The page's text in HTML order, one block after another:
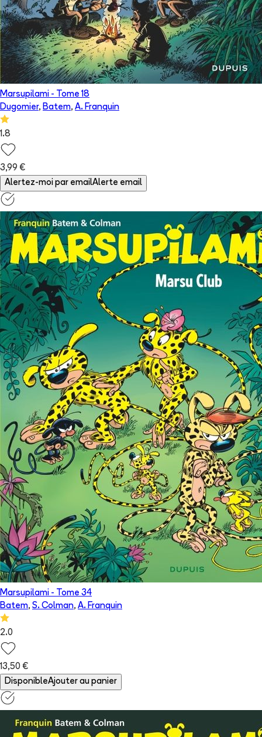
Marsupilami - Tome 18
Dugomier, Batem, A. Franquin
1.8
3,99 €
Alertez-moi par emailAlerte email
Marsupilami - Tome 34
Batem, S. Colman, A. Franquin
2.0
13,50 €
DisponibleAjouter au panier